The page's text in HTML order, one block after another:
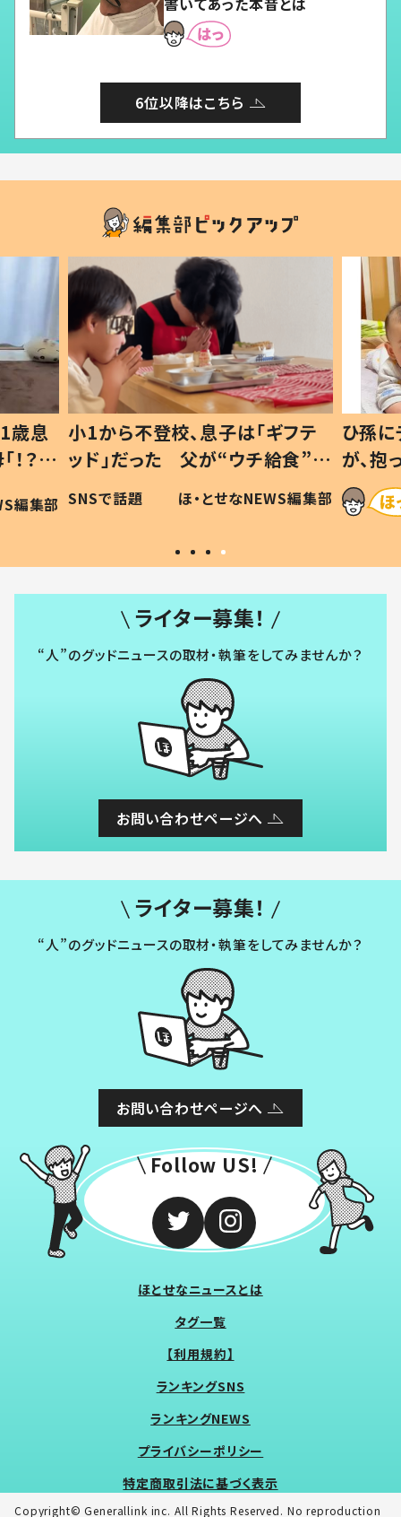
6位以降はこちら
歳息
？」
編集部
小1から不登校、息子は「ギフテ
ッド」だった 父が“ウチ給食”を
作り続ける理由とは #令和の親
#令和の子
SNSで話題 ほ・とせなNEWS編集部
ひ孫
が、
「涙が
い」
ライター募集！
“人”のグッドニュースの取材・執筆をしてみませんか？
お問い合わせページへ
ライター募集！
“人”のグッドニュースの取材・執筆をしてみませんか？
お問い合わせページへ
Follow US!
ほとせなニュースとは
タグ一覧
【利用規約】
ランキングSNS
ランキングNEWS
プライバシーポリシー
特定商取引法に基づく表示
Copyright© Generallink inc. All Rights Reserved. No reproduction